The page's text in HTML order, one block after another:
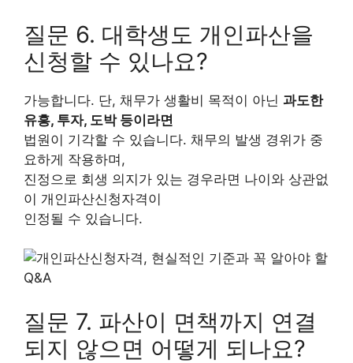
질문 6. 대학생도 개인파산을
신청할 수 있나요?
가능합니다. 단, 채무가 생활비 목적이 아닌 과도한
유흥, 투자, 도박 등이라면
법원이 기각할 수 있습니다. 채무의 발생 경위가 중
요하게 작용하며,
진정으로 회생 의지가 있는 경우라면 나이와 상관없
이 개인파산신청자격이
인정될 수 있습니다.
질문 7. 파산이 면책까지 연결
되지 않으면 어떻게 되나요?